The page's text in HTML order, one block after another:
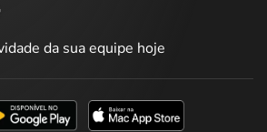
da sua equipe hoje